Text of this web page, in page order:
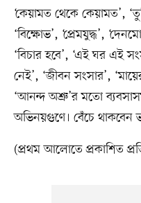
‘কেয়ামত থেকে কেয়ামত’,
‘বিক্ষোভ’, ‘প্রেমযুদ্ধ’,
‘বিচার হবে’, ‘এই ঘর এই
নেই’, ‘জীবন সংসার’,
‘আনন্দ অশ্রু’র মতো
অভিনয়গুণে। বেঁচে থাকবেন
(প্রথম আলোতে প্রকাশিত